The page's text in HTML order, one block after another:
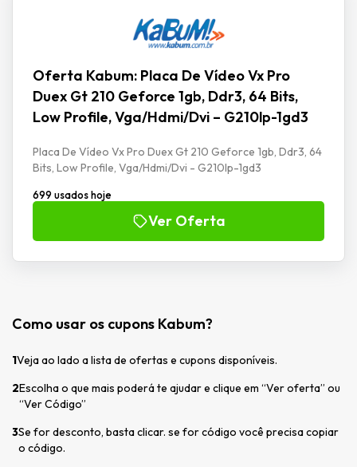
Oferta Kabum: Placa De Vídeo Vx Pro
Duex Gt 210 Geforce 1gb, Ddr3, 64 Bits,
Low Profile, Vga/Hdmi/Dvi – G210lp-1gd3
Placa De Vídeo Vx Pro Duex Gt 210 Geforce 1gb, Ddr3, 64
Bits, Low Profile, Vga/Hdmi/Dvi - G210lp-1gd3
699 usados hoje
Ver Oferta
Como usar os cupons Kabum?
1Veja ao lado a lista de ofertas e cupons disponíveis.
2Escolha o que mais poderá te ajudar e clique em “Ver oferta” ou
“Ver Código”
3Se for desconto, basta clicar. se for código você precisa copiar
o código.